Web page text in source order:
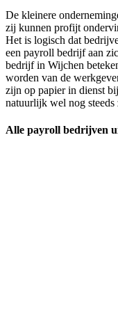
De kleinere
zij kunnen profijt
Het is logisch dat
een payroll bedrijf aan
bedrijf in Wijchen
worden van de
zijn op papier in dienst
natuurlijk wel nog steeds
Alle payroll bedrijven